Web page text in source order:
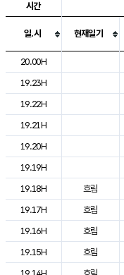
도시별 기상실황표로 지
시간
일.시 현재일기
20.00H
19.23H
19.22H
19.21H
19.20H
19.19H
19.18H
흐림
19.17H
흐림
19.16H
흐림
19.15H
흐림